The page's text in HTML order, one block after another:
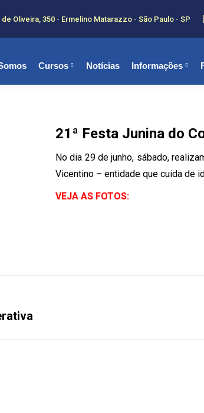
Oliveira, 350 - Ermelino Matarazzo - São Paulo - SP
Cursos Notícias Informações
21ª Festa Junina do
No dia 29 de junho, sábado,
Vicentino – entidade que cuida de
VEJA AS FOTOS: